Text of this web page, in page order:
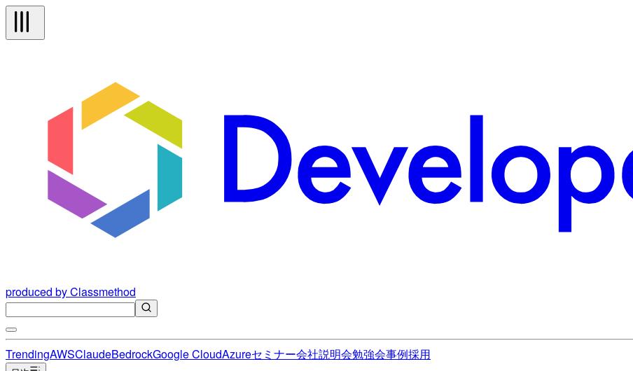
produced by Classmethod
TrendingAWSClaudeBedrockGoogle CloudAzureセミナー会社説明会勉強会事例採用